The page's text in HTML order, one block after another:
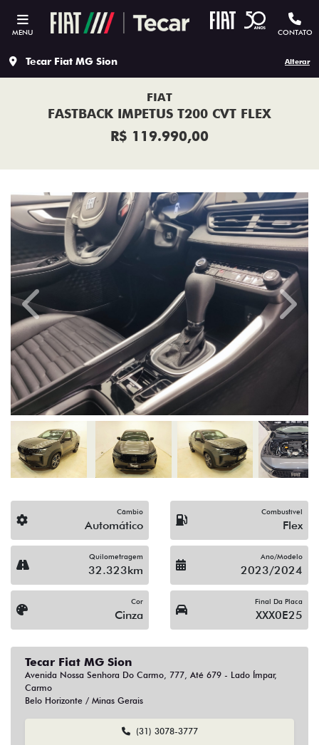
MENU CONTATO
Tecar Fiat MG Sion Alterar
FIAT
FASTBACK IMPETUS T200 CVT FLEX
R$ 119.990,00
Previous Next
Câmbio
Automático
Combustível
Flex
Quilometragem
32.323km
Ano/Modelo
2023/2024
Cor
Cinza
Final Da Placa
XXX0E25
Tecar Fiat MG Sion
Avenida Nossa Senhora Do Carmo, 777, Até 679 - Lado Ímpar,
Carmo
Belo Horizonte / Minas Gerais
(31) 3078-3777